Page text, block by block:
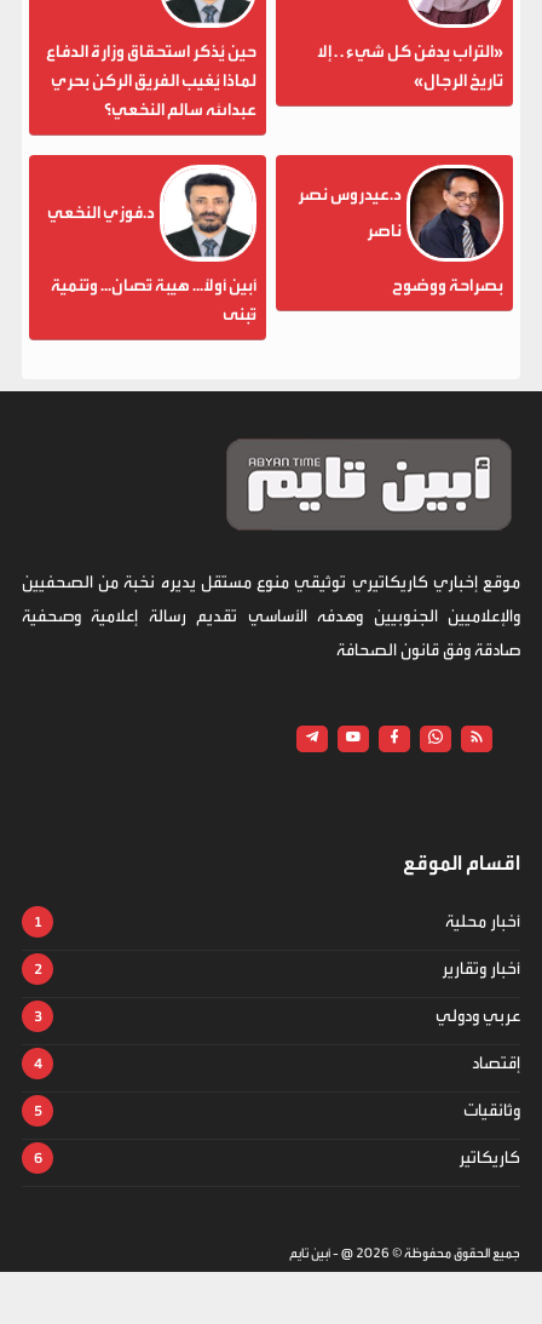
«التراب يدفن كل شيء . . إلا
تاريخ الرجال»
حين يُذكر استحقاق وزارة الدفاع
لماذا يُغيب الفريق الركن بحري
عبدالله سالم النخعي؟
د.عيدروس نصر
ناصر
بصراحة ووضوح
د.فوزي النخعي
أبين أولاً... هيبة تُصان... وتنمية
تُبنى
موقع إخباري كاريكاتيري توثيقي منوع مستقل يديره نخبة من الصحفيين
والإعلاميين الجنوبيين وهدفه الأساسي تقديم رسالة إعلامية وصحفية
صادقة وفق قانون الصحافة
اقسام الموقع
أخبار محلية
أخبار وتقارير
عربي ودولي
إقتصاد
وثائقيات
كاريكاتير
جميع الحقوق محفوظة © 2026 @ - أبين تايم